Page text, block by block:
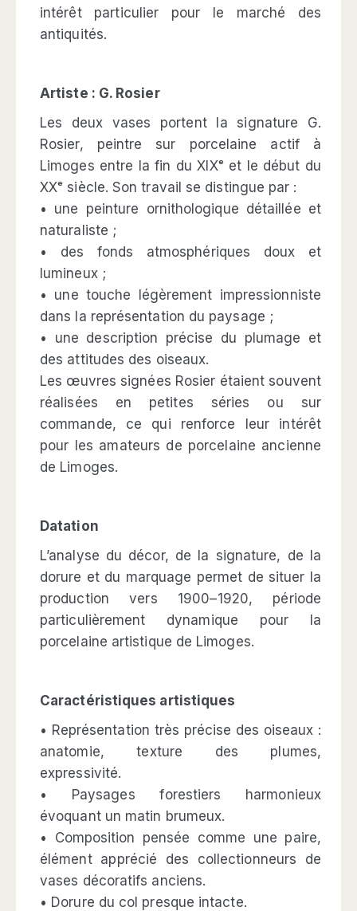
intérêt particulier pour le marché des
antiquités.
Artiste : G. Rosier
Les deux vases portent la signature G.
Rosier, peintre sur porcelaine actif à
Limoges entre la fin du XIXᵉ et le début du
XXᵉ siècle. Son travail se distingue par :
• une peinture ornithologique détaillée et
naturaliste ;
• des fonds atmosphériques doux et
lumineux ;
• une touche légèrement impressionniste
dans la représentation du paysage ;
• une description précise du plumage et
des attitudes des oiseaux.
Les œuvres signées Rosier étaient souvent
réalisées en petites séries ou sur
commande, ce qui renforce leur intérêt
pour les amateurs de porcelaine ancienne
de Limoges.
Datation
L’analyse du décor, de la signature, de la
dorure et du marquage permet de situer la
production vers 1900–1920, période
particulièrement dynamique pour la
porcelaine artistique de Limoges.
Caractéristiques artistiques
• Représentation très précise des oiseaux :
anatomie, texture des plumes,
expressivité.
• Paysages forestiers harmonieux
évoquant un matin brumeux.
• Composition pensée comme une paire,
élément apprécié des collectionneurs de
vases décoratifs anciens.
• Dorure du col presque intacte.